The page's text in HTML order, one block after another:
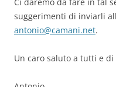
suggerimenti di inviarli
antonio@camani.net.
Un caro saluto a tutti e